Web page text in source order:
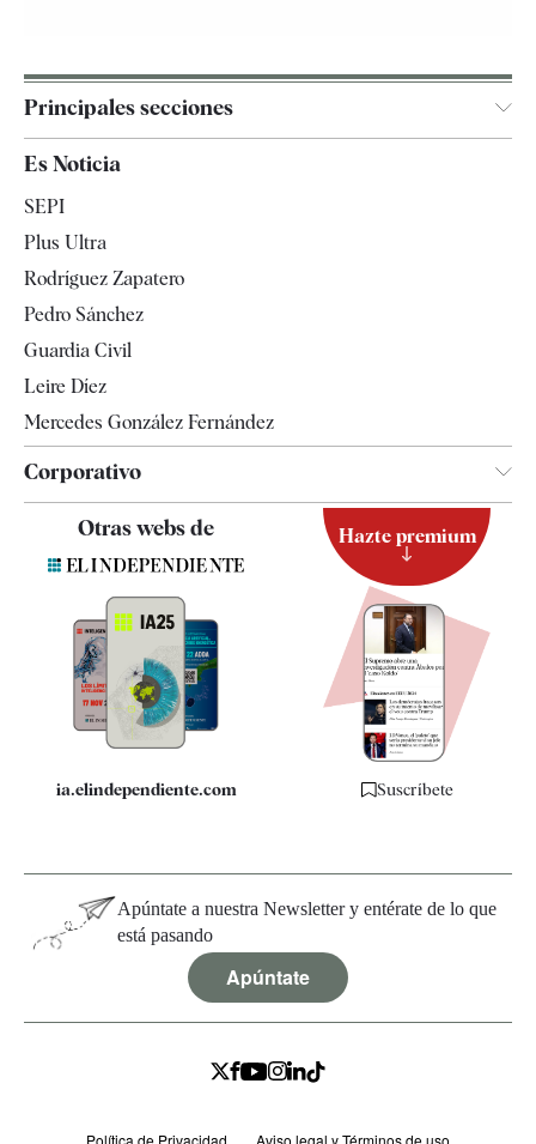
Principales secciones
España
Televisión
Es Noticia
SEPI
Plus Ultra
Rodríguez Zapatero
Pedro Sánchez
Guardia Civil
Leire Díez
Mercedes González Fernández
Corporativo
Contacto
Quiénes somos
Especificaciones
Otras webs de
ia.elindependiente.com
Hazte premium
Suscríbete
Apúntate a nuestra Newsletter y entérate de lo que
está pasando
Apúntate
Política de Privacidad Aviso legal y Términos de uso